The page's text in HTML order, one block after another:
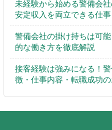
未経験から始める警備会
安定収入を両立できる仕事
警備会社の掛け持ちは可
的な働き方を徹底解説
接客経験は強みになる！
徴・仕事内容・転職成功